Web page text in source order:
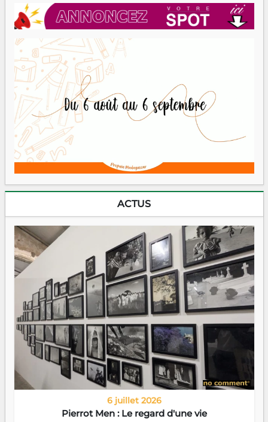
ACTUS
6 juillet 2026
Pierrot Men : Le regard d'une vie